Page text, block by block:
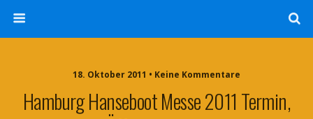
18. Oktober 2011 • Keine Kommentare
Hamburg Hanseboot Messe 2011 Termin,